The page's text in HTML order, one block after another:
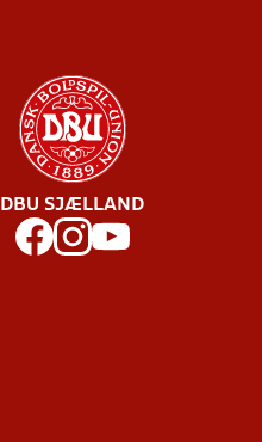
DBU SJÆLLAND